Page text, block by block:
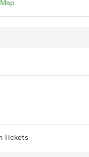
Tickets